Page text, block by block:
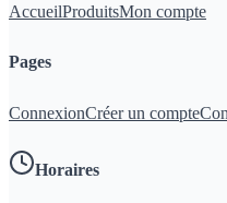
AccueilProduitsMon compte
Pages
ConnexionCréer un compte
Horaires